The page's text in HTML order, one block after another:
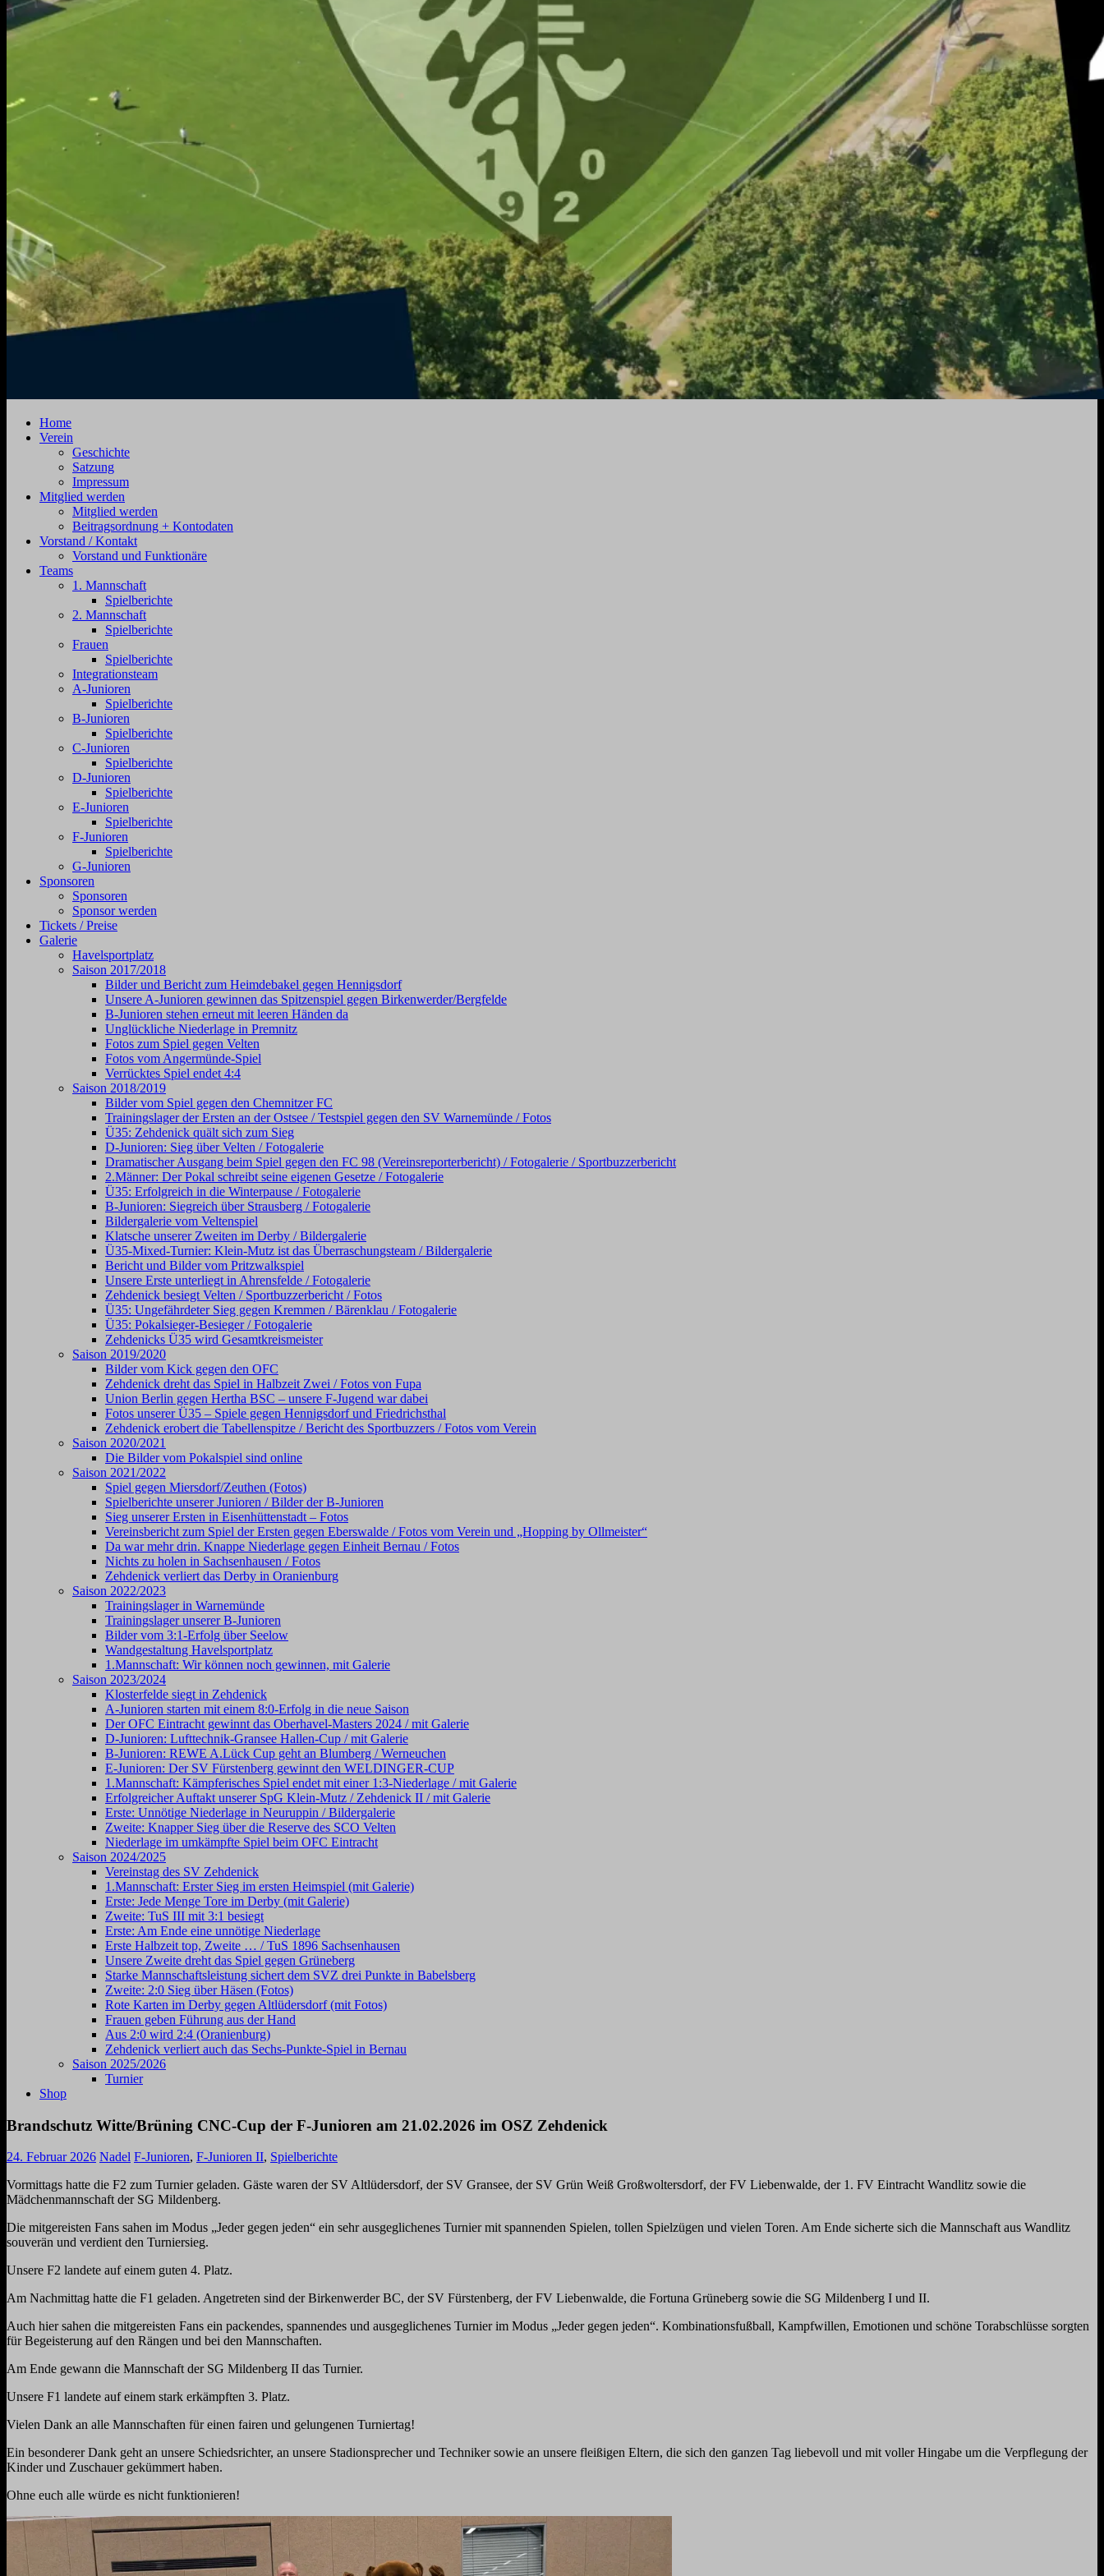
Zehdenick
Jahnstraße
Zehdenick
Home
Verein
Geschichte
Satzung
Impressum
Mitglied werden
Mitglied werden
Beitragsordnung + Kontodaten
Vorstand / Kontakt
Vorstand und Funktionäre
Teams
1. Mannschaft
Spielberichte
2. Mannschaft
Spielberichte
Frauen
Spielberichte
Integrationsteam
A-Junioren
Spielberichte
B-Junioren
Spielberichte
C-Junioren
Spielberichte
D-Junioren
Spielberichte
E-Junioren
Spielberichte
F-Junioren
Spielberichte
G-Junioren
Sponsoren
Sponsoren
Sponsor werden
Tickets / Preise
Galerie
Havelsportplatz
Saison 2017/2018
Bilder und Bericht zum Heimdebakel gegen Hennigsdorf
Unsere A-Junioren gewinnen das Spitzenspiel gegen Birkenwerder/Bergfelde
B-Junioren stehen erneut mit leeren Händen da
Unglückliche Niederlage in Premnitz
Fotos zum Spiel gegen Velten
Fotos vom Angermünde-Spiel
Verrücktes Spiel endet 4:4
Saison 2018/2019
Bilder vom Spiel gegen den Chemnitzer FC
Trainingslager der Ersten an der Ostsee / Testspiel gegen den SV Warnemünde / Fotos
Ü35: Zehdenick quält sich zum Sieg
D-Junioren: Sieg über Velten / Fotogalerie
Dramatischer Ausgang beim Spiel gegen den FC 98 (Vereinsreporterbericht) / Fotogalerie / Sportbuzzerbericht
2.Männer: Der Pokal schreibt seine eigenen Gesetze / Fotogalerie
Ü35: Erfolgreich in die Winterpause / Fotogalerie
B-Junioren: Siegreich über Strausberg / Fotogalerie
Bildergalerie vom Veltenspiel
Klatsche unserer Zweiten im Derby / Bildergalerie
Ü35-Mixed-Turnier: Klein-Mutz ist das Überraschungsteam / Bildergalerie
Bericht und Bilder vom Pritzwalkspiel
Unsere Erste unterliegt in Ahrensfelde / Fotogalerie
Zehdenick besiegt Velten / Sportbuzzerbericht / Fotos
Ü35: Ungefährdeter Sieg gegen Kremmen / Bärenklau / Fotogalerie
Ü35: Pokalsieger-Besieger / Fotogalerie
Zehdenicks Ü35 wird Gesamtkreismeister
Saison 2019/2020
Bilder vom Kick gegen den OFC
Zehdenick dreht das Spiel in Halbzeit Zwei / Fotos von Fupa
Union Berlin gegen Hertha BSC – unsere F-Jugend war dabei
Fotos unserer Ü35 – Spiele gegen Hennigsdorf und Friedrichsthal
Zehdenick erobert die Tabellenspitze / Bericht des Sportbuzzers / Fotos vom Verein
Saison 2020/2021
Die Bilder vom Pokalspiel sind online
Saison 2021/2022
Spiel gegen Miersdorf/Zeuthen (Fotos)
Spielberichte unserer Junioren / Bilder der B-Junioren
Sieg unserer Ersten in Eisenhüttenstadt – Fotos
Vereinsbericht zum Spiel der Ersten gegen Eberswalde / Fotos vom Verein und „Hopping by Ollmeister“
Da war mehr drin. Knappe Niederlage gegen Einheit Bernau / Fotos
Nichts zu holen in Sachsenhausen / Fotos
Zehdenick verliert das Derby in Oranienburg
Saison 2022/2023
Trainingslager in Warnemünde
Trainingslager unserer B-Junioren
Bilder vom 3:1-Erfolg über Seelow
Wandgestaltung Havelsportplatz
1.Mannschaft: Wir können noch gewinnen, mit Galerie
Saison 2023/2024
Klosterfelde siegt in Zehdenick
A-Junioren starten mit einem 8:0-Erfolg in die neue Saison
Der OFC Eintracht gewinnt das Oberhavel-Masters 2024 / mit Galerie
D-Junioren: Lufttechnik-Gransee Hallen-Cup / mit Galerie
B-Junioren: REWE A.Lück Cup geht an Blumberg / Werneuchen
E-Junioren: Der SV Fürstenberg gewinnt den WELDINGER-CUP
1.Mannschaft: Kämpferisches Spiel endet mit einer 1:3-Niederlage / mit Galerie
Erfolgreicher Auftakt unserer SpG Klein-Mutz / Zehdenick II / mit Galerie
Erste: Unnötige Niederlage in Neuruppin / Bildergalerie
Zweite: Knapper Sieg über die Reserve des SCO Velten
Niederlage im umkämpfte Spiel beim OFC Eintracht
Saison 2024/2025
Vereinstag des SV Zehdenick
1.Mannschaft: Erster Sieg im ersten Heimspiel (mit Galerie)
Erste: Jede Menge Tore im Derby (mit Galerie)
Zweite: TuS III mit 3:1 besiegt
Erste: Am Ende eine unnötige Niederlage
Erste Halbzeit top, Zweite … / TuS 1896 Sachsenhausen
Unsere Zweite dreht das Spiel gegen Grüneberg
Starke Mannschaftsleistung sichert dem SVZ drei Punkte in Babelsberg
Zweite: 2:0 Sieg über Häsen (Fotos)
Rote Karten im Derby gegen Altlüdersdorf (mit Fotos)
Frauen geben Führung aus der Hand
Aus 2:0 wird 2:4 (Oranienburg)
Zehdenick verliert auch das Sechs-Punkte-Spiel in Bernau
Saison 2025/2026
Turnier
Shop
Brandschutz Witte/Brüning CNC-Cup der F-Junioren am 21.02.2026 im OSZ Zehdenick
24. Februar 2026 Nadel F-Junioren, F-Junioren II, Spielberichte
Vormittags hatte die F2 zum Turnier geladen. Gäste waren der SV Altlüdersdorf, der SV Gransee, der SV Grün Weiß Großwoltersdorf, der FV Liebenwalde, der 1. FV Eintracht Wandlitz sowie die
Mädchenmannschaft der SG Mildenberg.
Die mitgereisten Fans sahen im Modus „Jeder gegen jeden“ ein sehr ausgeglichenes Turnier mit spannenden Spielen, tollen Spielzügen und vielen Toren. Am Ende sicherte sich die Mannschaft aus Wandlitz
souverän und verdient den Turniersieg.
Unsere F2 landete auf einem guten 4. Platz.
Am Nachmittag hatte die F1 geladen. Angetreten sind der Birkenwerder BC, der SV Fürstenberg, der FV Liebenwalde, die Fortuna Grüneberg sowie die SG Mildenberg I und II.
Auch hier sahen die mitgereisten Fans ein packendes, spannendes und ausgeglichenes Turnier im Modus „Jeder gegen jeden“. Kombinationsfußball, Kampfwillen, Emotionen und schöne Torabschlüsse sorgten
für Begeisterung auf den Rängen und bei den Mannschaften.
Am Ende gewann die Mannschaft der SG Mildenberg II das Turnier.
Unsere F1 landete auf einem stark erkämpften 3. Platz.
Vielen Dank an alle Mannschaften für einen fairen und gelungenen Turniertag!
Ein besonderer Dank geht an unsere Schiedsrichter, an unsere Stadionsprecher und Techniker sowie an unsere fleißigen Eltern, die sich den ganzen Tag liebevoll und mit voller Hingabe um die Verpflegung der
Kinder und Zuschauer gekümmert haben.
Ohne euch alle würde es nicht funktionieren!